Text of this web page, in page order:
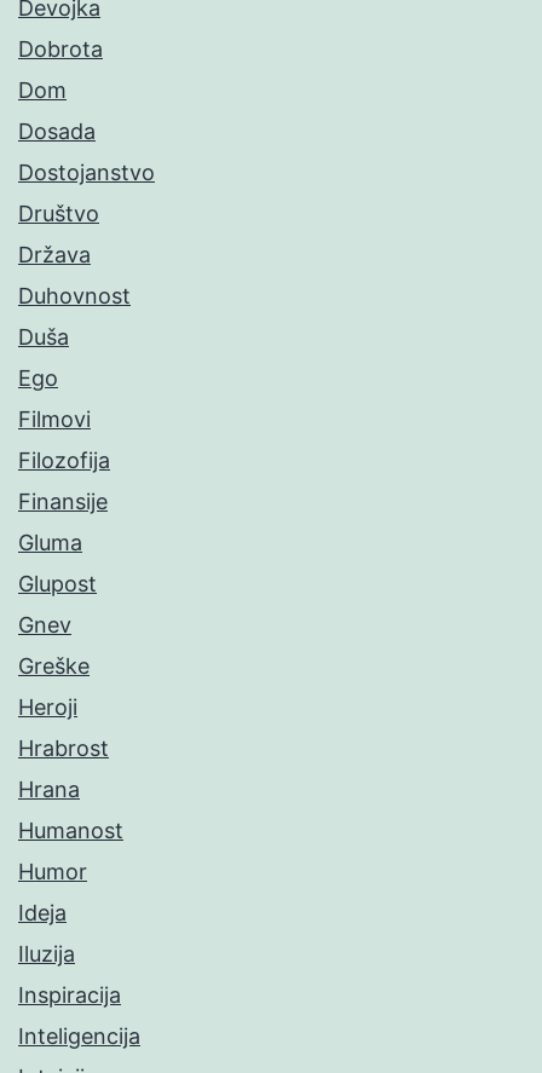
Devojka
Dobrota
Dom
Dosada
Dostojanstvo
Društvo
Država
Duhovnost
Duša
Ego
Filmovi
Filozofija
Finansije
Gluma
Glupost
Gnev
Greške
Heroji
Hrabrost
Hrana
Humanost
Humor
Ideja
Iluzija
Inspiracija
Inteligencija